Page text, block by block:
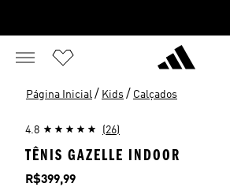
Página Inicial / Kids / Calçados
4.8 (26)
TÊNIS GAZELLE INDOOR
Preço
R$399,99